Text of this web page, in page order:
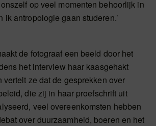
op veel momenten behoorlijk in
ik antropologie gaan studeren.’
de fotograaf een beeld door het
het interview haar kaasgehakt
vertelt ze dat de gesprekken over
die zij in haar proefschrift uit
veel overeenkomsten hebben
over duurzaamheid, boeren en het